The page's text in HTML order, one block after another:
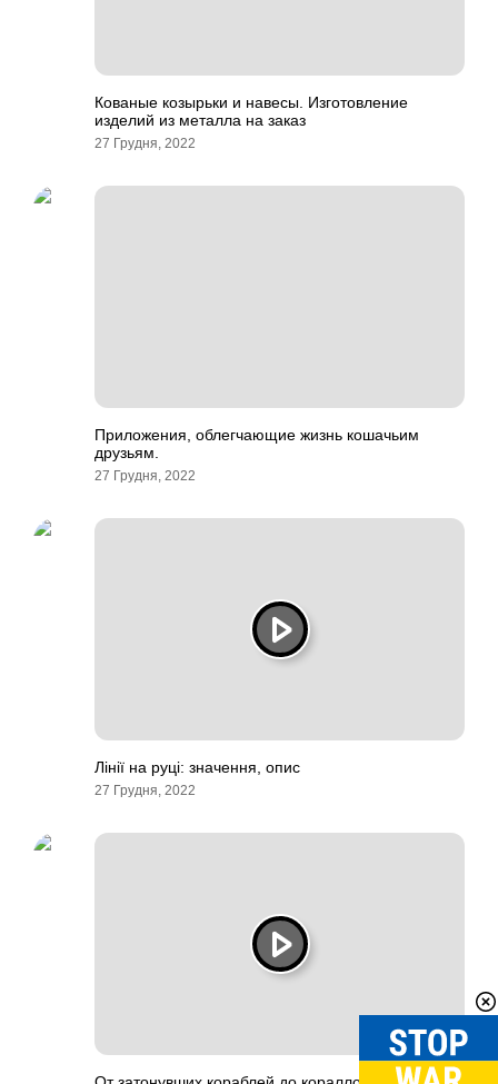
Кованые козырьки и навесы. Изготовление
изделий из металла на заказ
27 Грудня, 2022
Приложения, облегчающие жизнь кошачьим
друзьям.
27 Грудня, 2022
Лінії на руці: значення, опис
27 Грудня, 2022